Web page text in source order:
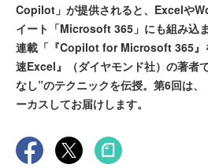
Copilot」が提供されると、Excelや
イート「Microsoft 365」にも組み込
連載「『Copilot for Microsoft 365』
速Excel』（ダイヤモンド社）の著者
なし”のテクニックを伝授。第6回は
ーカスしてお届けします。